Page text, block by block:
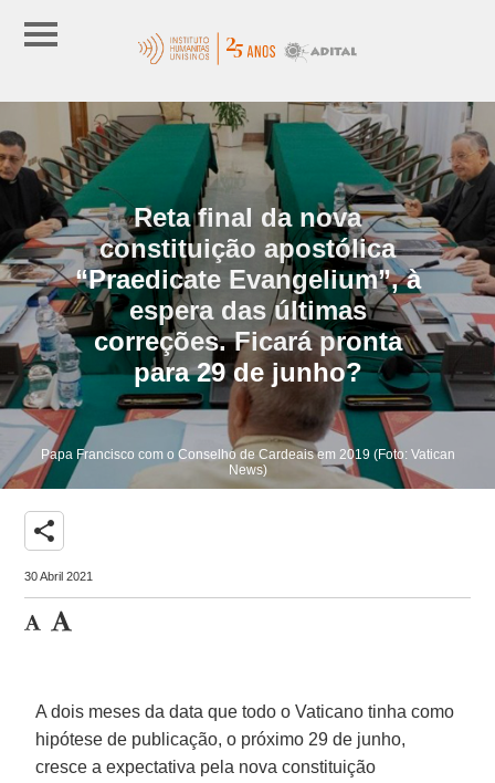
Reta final da nova
constituição apostólica
“Praedicate Evangelium”, à
espera das últimas
correções. Ficará pronta
para 29 de junho?
Papa Francisco com o Conselho de Cardeais em 2019 (Foto: Vatican
News)
share
30 Abril 2021
A dois meses da data que todo o Vaticano tinha como
hipótese de publicação, o próximo 29 de junho,
cresce a expectativa pela nova constituição